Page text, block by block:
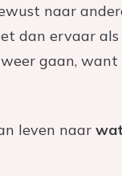
naar
dan ervaar als
gaan, want
leven naar